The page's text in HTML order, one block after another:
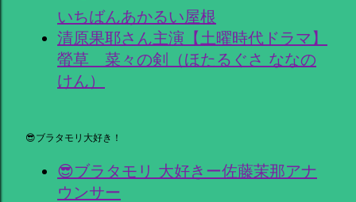
いちばんあかるい屋根
清原果耶さん主演【土曜時代ドラマ】
螢草 菜々の剣（ほたるぐさ ななの
けん）
😎ブラタモリ大好き！
😎ブラタモリ 大好きー佐藤茉那アナ
ウンサー